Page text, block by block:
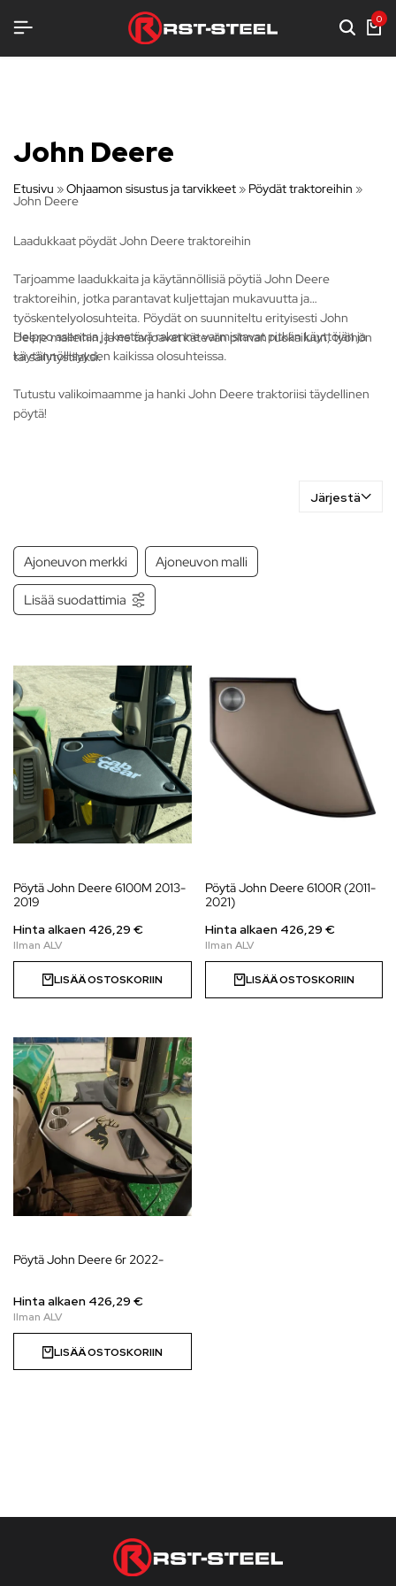
VARUSTELUA
VARUSTELUA
VARUSTELUA 0
John Deere
Etusivu »Ohjaamon sisustus ja tarvikkeet » Pöydät traktoreihin »
John Deere
Laadukkaat pöydät John Deere traktoreihin
Tarjoamme laadukkaita ja käytännöllisiä pöytiä John Deere
traktoreihin, jotka parantavat kuljettajan mukavuutta ja
työskentelyolosuhteita. Pöydät on suunniteltu erityisesti John
Deere malleihin, ja ne tarjoavat kätevän pinnan ruokailuun, työhön
tai säilytystilaksi.
Helppo asentaa ja kestävä rakenne varmistavat pitkän käyttöiän ja
käytännöllisyyden kaikissa olosuhteissa.
Tutustu valikoimaamme ja hanki John Deere traktoriisi täydellinen
pöytä!
Järjestä
Ajoneuvon merkki Ajoneuvon malli
Lisää suodattimia
Pöytä John Deere 6100M 2013-
2019
Hinta alkaen 426,29 €
LISÄÄ OSTOSKORIIN
Pöytä John Deere 6100R (2011-
2021)
Hinta alkaen 426,29 €
LISÄÄ OSTOSKORIIN
Pöytä John Deere 6r 2022-
Hinta alkaen 426,29 €
LISÄÄ OSTOSKORIIN